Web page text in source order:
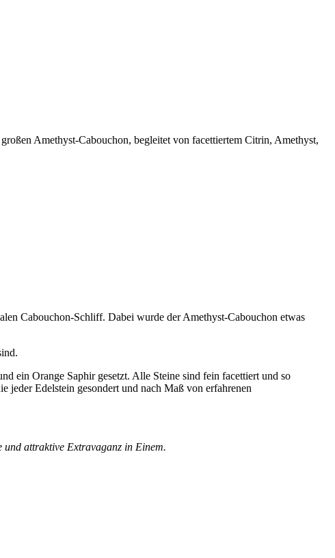
Amethyst-Cabouchon, begleitet von facettiertem Citrin, Amethyst,
Cabouchon-Schliff. Dabei wurde der Amethyst-Cabouchon etwas
ein Orange Saphir gesetzt. Alle Steine sind fein facettiert und so
jeder Edelstein gesondert und nach Maß von erfahrenen
und attraktive Extravaganz in Einem.